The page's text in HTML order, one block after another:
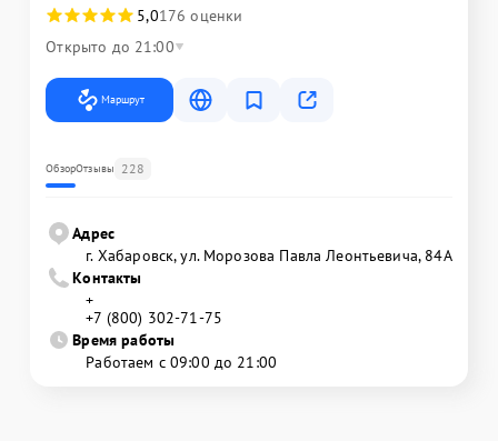
5,0176 оценки
Открыто до 21:00
Маршрут
ОбзорОтзывы 228
Адрес
г. Хабаровск, ул. Морозова Павла Леонтьевича, 84А
Контакты
+
+7 (800) 302-71-75
Время работы
Работаем с 09:00 до 21:00